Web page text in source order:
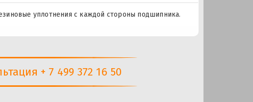
уплотнения с каждой стороны подшипника.
+ 7 499 372 16 50